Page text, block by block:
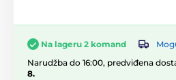
Na lageru 2 komand
Narudžba do 16:00, predviđena
8.